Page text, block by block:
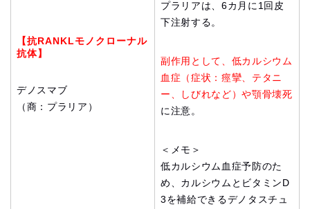
【抗RANKLモノクローナル
抗体】
デノスマブ
（商：プラリア）
プラリアは、6カ月に1回皮
下注射する。
副作用として、低カルシウム
血症（症状：痙攣、テタニ
ー、しびれなど）や顎骨壊死
に注意。
＜メモ＞
低カルシウム血症予防のた
め、カルシウムとビタミンD
3を補給できるデノタスチュ